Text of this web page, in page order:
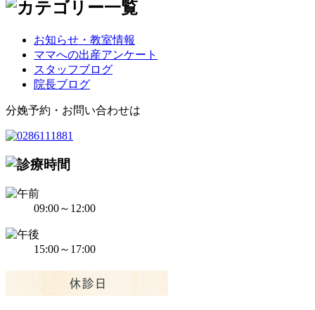
お知らせ・教室情報
ママへの出産アンケート
スタッフブログ
院長ブログ
分娩予約・お問い合わせは
09:00～12:00
15:00～17:00